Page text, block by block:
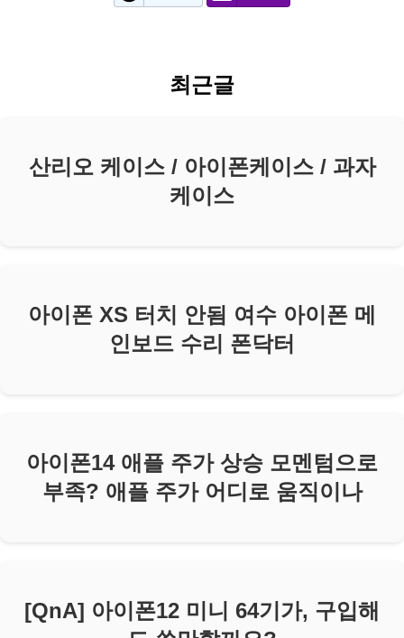
최근글
산리오 케이스 / 아이폰케이스 / 과자
케이스
아이폰 XS 터치 안됨 여수 아이폰 메
인보드 수리 폰닥터
아이폰14 애플 주가 상승 모멘텀으로
부족? 애플 주가 어디로 움직이나
[QnA] 아이폰12 미니 64기가, 구입해